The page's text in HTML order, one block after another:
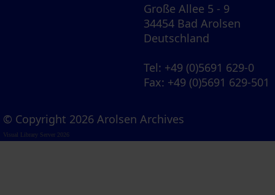
Große Allee 5 - 9
34454 Bad Arolsen
Deutschland
Tel: +49 (0)5691 629-0
Fax: +49 (0)5691 629-501
© Copyright 2026 Arolsen Archives
Visual Library Server 2026